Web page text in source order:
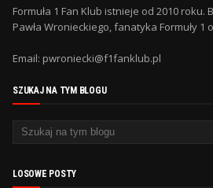
Formuła 1 Fan Klub istnieje od 2010
Pawła Wronieckiego, fanatyka Formuły 1
Email: pwroniecki@f1fanklub.pl
SZUKAJ NA TYM BLOGU
LOSOWE POSTY